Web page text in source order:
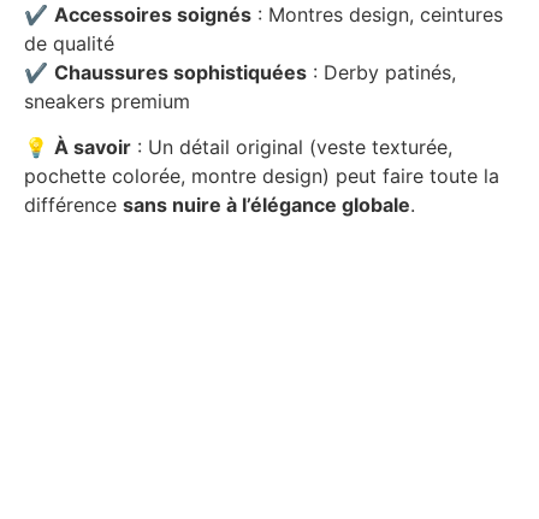
✔ Accessoires soignés : Montres design, ceintures
de qualité
✔ Chaussures sophistiquées : Derby patinés,
sneakers premium
💡 À savoir : Un détail original (veste texturée,
pochette colorée, montre design) peut faire toute la
différence sans nuire à l’élégance globale.